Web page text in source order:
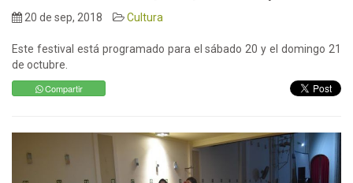
20 de sep, 2018 Cultura
Este festival está programado para el sábado 20 y el domingo 21
de octubre.
Compartir